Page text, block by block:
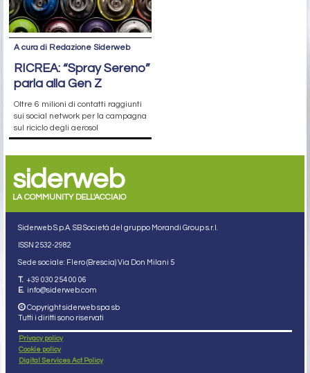
A cura di Redazione Siderweb
RICREA: “Spray Sereno”
parla alla Gen Z
Oltre 6 milioni di contatti raggiunti
sui social network per la campagna
sul riciclo degli aerosol
siderweb
LA COMMUNITY DELL'ACCIAIO
Siderweb S.p.A. SB Società del gruppo Morandi Group s.r.l.
ISSN 2532-2982
Sede sociale: Flero (Brescia) Via Don Milani 5
T. +39 030 254 00 06
E. info@siderweb.com
Copyright siderweb spa sb
Tutti i diritti sono riservati
Privacy policy
Cookie policy
Digital Services Act Policy